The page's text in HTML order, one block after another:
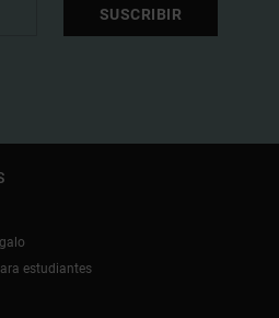
SUSCRIBIR
estudiantes